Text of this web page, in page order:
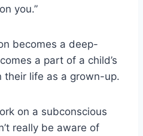
you.”
becomes a deep-
a part of a child’s
their life as a grown-up.
on a subconscious
really be aware of